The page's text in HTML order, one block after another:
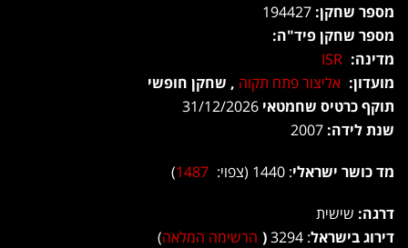
מספר שחקן:
מספר שחקן פיד"ה:
מדינה: ISR
מועדון: אליצור פתח תקוה , שחקן חופשי
תוקף כרטיס שחמטאי
שנת לידה:
מד כושר ישראלי: 1440 (צפוי: 1487
)
דרגה: שישית
דירוג בישראל: 3294
( הרשימה המלאה)